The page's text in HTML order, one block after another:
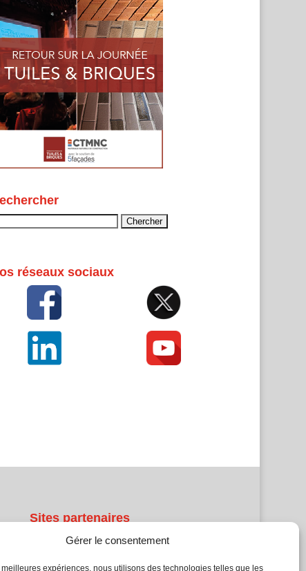
Gérer le consentement
meilleures expériences, nous utilisons des technologies telles que les
réseaux sociaux
Sites partenaires
Atrium Patrimoine